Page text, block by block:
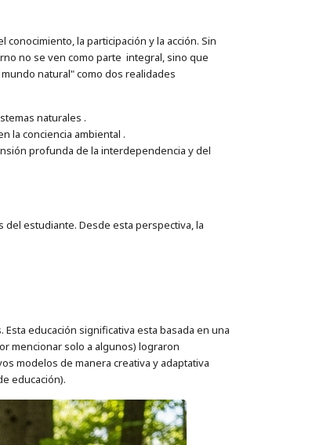
la participación y la acción. Sin
no se ven como parte integral, sino que
natural" como dos realidades
naturales .
la conciencia ambiental .
profunda de la interdependencia y del
estudiante. Desde esta perspectiva, la
educación significativa esta basada en una
mencionar solo a algunos) lograron
modelos de manera creativa y adaptativa
educación).